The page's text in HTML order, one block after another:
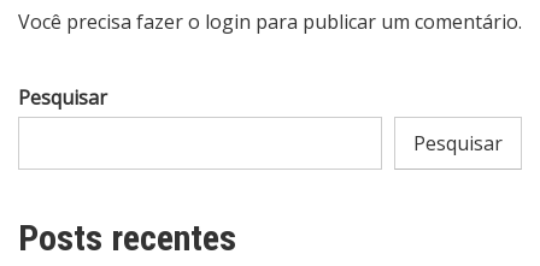
Você precisa fazer o login para publicar um comentário.
Pesquisar
Pesquisar
Posts recentes